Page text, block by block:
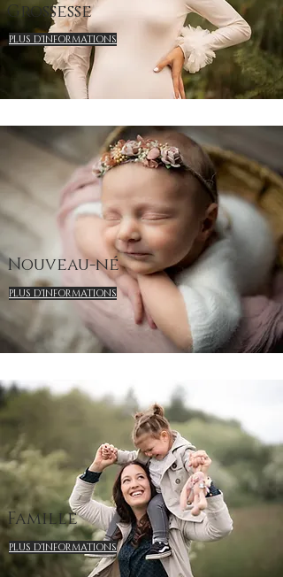
Grossesse
PLUS D'INFORMATIONS
Nouveau-né
PLUS D'INFORMATIONS
Famille
PLUS D'INFORMATIONS